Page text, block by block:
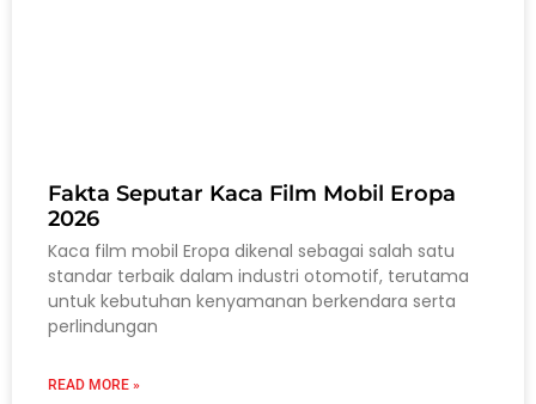
Fakta Seputar Kaca Film Mobil Eropa
2026
Kaca film mobil Eropa dikenal sebagai salah satu
standar terbaik dalam industri otomotif, terutama
untuk kebutuhan kenyamanan berkendara serta
perlindungan
READ MORE »